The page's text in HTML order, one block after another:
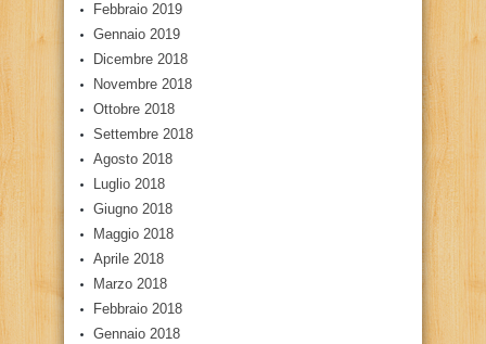
Febbraio 2019
Gennaio 2019
Dicembre 2018
Novembre 2018
Ottobre 2018
Settembre 2018
Agosto 2018
Luglio 2018
Giugno 2018
Maggio 2018
Aprile 2018
Marzo 2018
Febbraio 2018
Gennaio 2018